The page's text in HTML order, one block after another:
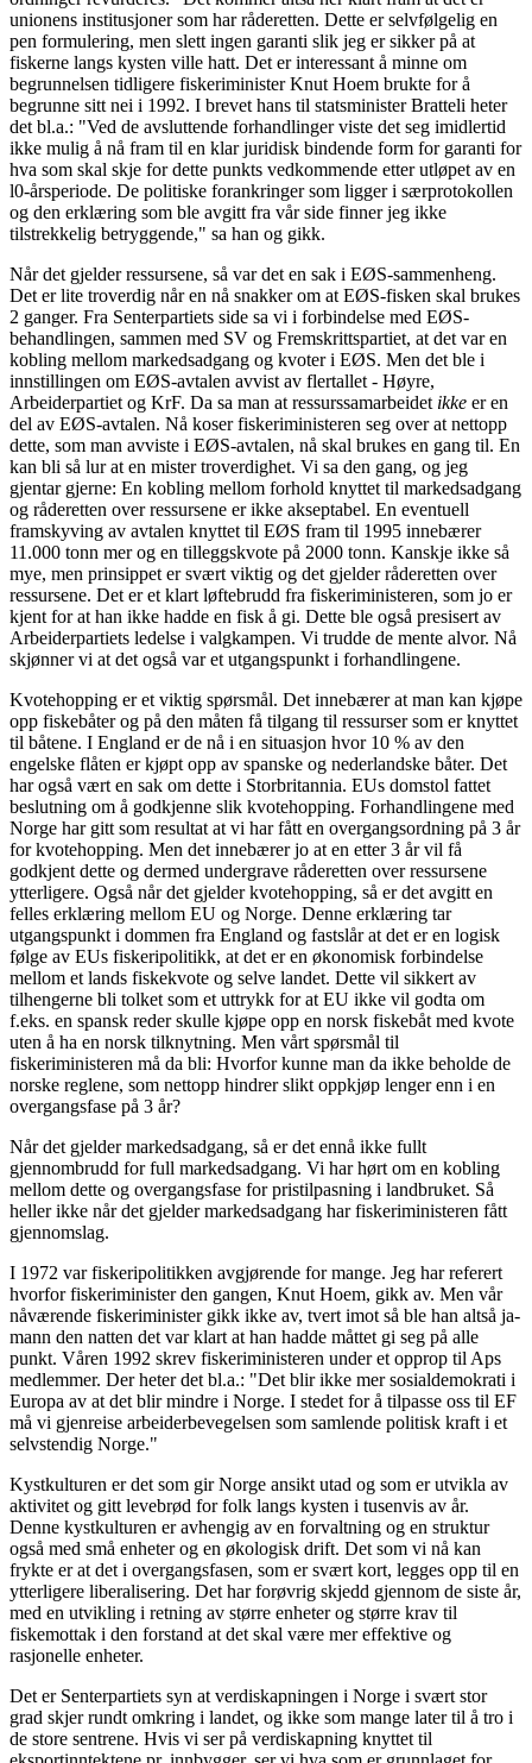
unionens institusjoner som har råderetten. Dette er selvfølgelig en
pen formulering, men slett ingen garanti slik jeg er sikker på at
fiskerne langs kysten ville hatt. Det er interessant å minne om
begrunnelsen tidligere fiskeriminister Knut Hoem brukte for å
begrunne sitt nei i 1992. I brevet hans til statsminister Bratteli heter
det bl.a.: "Ved de avsluttende forhandlinger viste det seg imidlertid
ikke mulig å nå fram til en klar juridisk bindende form for garanti for
hva som skal skje for dette punkts vedkommende etter utløpet av en
l0-årsperiode. De politiske forankringer som ligger i særprotokollen
og den erklæring som ble avgitt fra vår side finner jeg ikke
tilstrekkelig betryggende," sa han og gikk.
Når det gjelder ressursene, så var det en sak i EØS-sammenheng.
Det er lite troverdig når en nå snakker om at EØS-fisken skal brukes
2 ganger. Fra Senterpartiets side sa vi i forbindelse med EØS-
behandlingen, sammen med SV og Fremskrittspartiet, at det var en
kobling mellom markedsadgang og kvoter i EØS. Men det ble i
innstillingen om EØS-avtalen avvist av flertallet - Høyre,
Arbeiderpartiet og KrF. Da sa man at ressurssamarbeidet ikke er en
del av EØS-avtalen. Nå koser fiskeriministeren seg over at nettopp
dette, som man avviste i EØS-avtalen, nå skal brukes en gang til. En
kan bli så lur at en mister troverdighet. Vi sa den gang, og jeg
gjentar gjerne: En kobling mellom forhold knyttet til markedsadgang
og råderetten over ressursene er ikke akseptabel. En eventuell
framskyving av avtalen knyttet til EØS fram til 1995 innebærer
11.000 tonn mer og en tilleggskvote på 2000 tonn. Kanskje ikke så
mye, men prinsippet er svært viktig og det gjelder råderetten over
ressursene. Det er et klart løftebrudd fra fiskeriministeren, som jo er
kjent for at han ikke hadde en fisk å gi. Dette ble også presisert av
Arbeiderpartiets ledelse i valgkampen. Vi trudde de mente alvor. Nå
skjønner vi at det også var et utgangspunkt i forhandlingene.
Kvotehopping er et viktig spørsmål. Det innebærer at man kan kjøpe
opp fiskebåter og på den måten få tilgang til ressurser som er knyttet
til båtene. I England er de nå i en situasjon hvor 10 % av den
engelske flåten er kjøpt opp av spanske og nederlandske båter. Det
har også vært en sak om dette i Storbritannia. EUs domstol fattet
beslutning om å godkjenne slik kvotehopping. Forhandlingene med
Norge har gitt som resultat at vi har fått en overgangsordning på 3 år
for kvotehopping. Men det innebærer jo at en etter 3 år vil få
godkjent dette og dermed undergrave råderetten over ressursene
ytterligere. Også når det gjelder kvotehopping, så er det avgitt en
felles erklæring mellom EU og Norge. Denne erklæring tar
utgangspunkt i dommen fra England og fastslår at det er en logisk
følge av EUs fiskeripolitikk, at det er en økonomisk forbindelse
mellom et lands fiskekvote og selve landet. Dette vil sikkert av
tilhengerne bli tolket som et uttrykk for at EU ikke vil godta om
f.eks. en spansk reder skulle kjøpe opp en norsk fiskebåt med kvote
uten å ha en norsk tilknytning. Men vårt spørsmål til
fiskeriministeren må da bli: Hvorfor kunne man da ikke beholde de
norske reglene, som nettopp hindrer slikt oppkjøp lenger enn i en
overgangsfase på 3 år?
Når det gjelder markedsadgang, så er det ennå ikke fullt
gjennombrudd for full markedsadgang. Vi har hørt om en kobling
mellom dette og overgangsfase for pristilpasning i landbruket. Så
heller ikke når det gjelder markedsadgang har fiskeriministeren fått
gjennomslag.
I 1972 var fiskeripolitikken avgjørende for mange. Jeg har referert
hvorfor fiskeriminister den gangen, Knut Hoem, gikk av. Men vår
nåværende fiskeriminister gikk ikke av, tvert imot så ble han altså ja-
mann den natten det var klart at han hadde måttet gi seg på alle
punkt. Våren 1992 skrev fiskeriministeren under et opprop til Aps
medlemmer. Der heter det bl.a.: "Det blir ikke mer sosialdemokrati i
Europa av at det blir mindre i Norge. I stedet for å tilpasse oss til EF
må vi gjenreise arbeiderbevegelsen som samlende politisk kraft i et
selvstendig Norge."
Kystkulturen er det som gir Norge ansikt utad og som er utvikla av
aktivitet og gitt levebrød for folk langs kysten i tusenvis av år.
Denne kystkulturen er avhengig av en forvaltning og en struktur
også med små enheter og en økologisk drift. Det som vi nå kan
frykte er at det i overgangsfasen, som er svært kort, legges opp til en
ytterligere liberalisering. Det har forøvrig skjedd gjennom de siste år,
med en utvikling i retning av større enheter og større krav til
fiskemottak i den forstand at det skal være mer effektive og
rasjonelle enheter.
Det er Senterpartiets syn at verdiskapningen i Norge i svært stor
grad skjer rundt omkring i landet, og ikke som mange later til å tro i
de store sentrene. Hvis vi ser på verdiskapning knyttet til